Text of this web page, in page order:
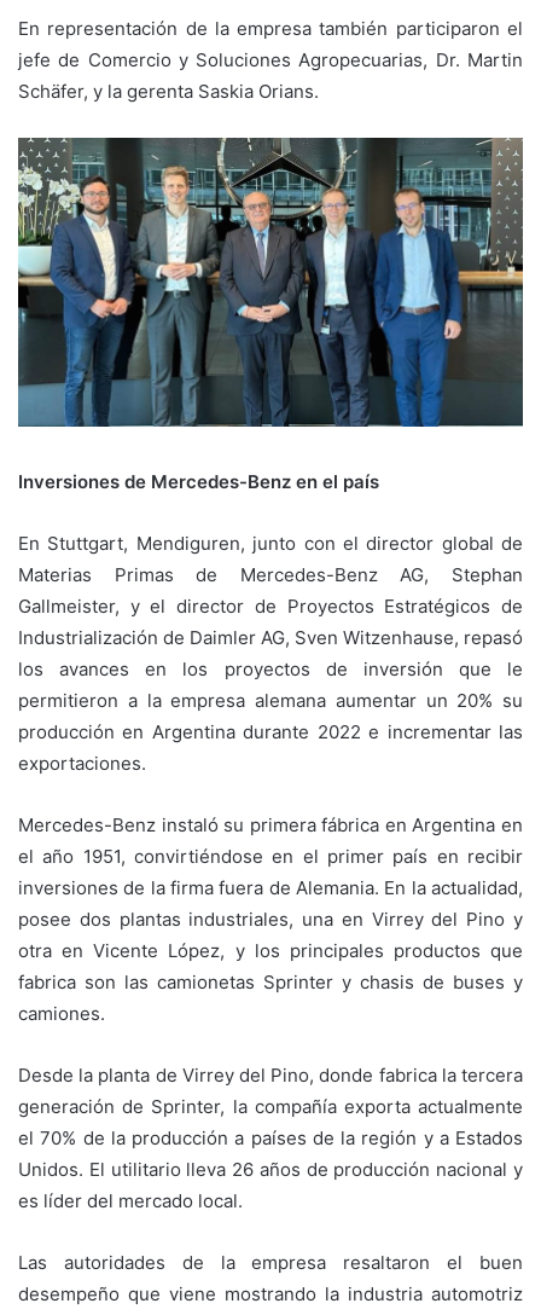
En representación de la empresa también participaron el
jefe de Comercio y Soluciones Agropecuarias, Dr. Martin
Schäfer, y la gerenta Saskia Orians.
Inversiones de Mercedes-Benz en el país
En Stuttgart, Mendiguren, junto con el director global de
Materias Primas de Mercedes-Benz AG, Stephan
Gallmeister, y el director de Proyectos Estratégicos de
Industrialización de Daimler AG, Sven Witzenhause, repasó
los avances en los proyectos de inversión que le
permitieron a la empresa alemana aumentar un 20% su
producción en Argentina durante 2022 e incrementar las
exportaciones.
Mercedes-Benz instaló su primera fábrica en Argentina en
el año 1951, convirtiéndose en el primer país en recibir
inversiones de la firma fuera de Alemania. En la actualidad,
posee dos plantas industriales, una en Virrey del Pino y
otra en Vicente López, y los principales productos que
fabrica son las camionetas Sprinter y chasis de buses y
camiones.
Desde la planta de Virrey del Pino, donde fabrica la tercera
generación de Sprinter, la compañía exporta actualmente
el 70% de la producción a países de la región y a Estados
Unidos. El utilitario lleva 26 años de producción nacional y
es líder del mercado local.
Las autoridades de la empresa resaltaron el buen
desempeño que viene mostrando la industria automotriz